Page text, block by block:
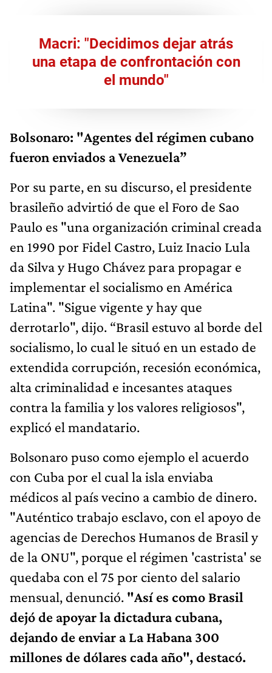
Macri: "Decidimos dejar atrás
una etapa de confrontación con
el mundo"
Bolsonaro: "Agentes del régimen cubano
fueron enviados a Venezuela”
Por su parte, en su discurso, el presidente
brasileño advirtió de que el Foro de Sao
Paulo es "una organización criminal creada
en 1990 por Fidel Castro, Luiz Inacio Lula
da Silva y Hugo Chávez para propagar e
implementar el socialismo en América
Latina". "Sigue vigente y hay que
derrotarlo", dijo. “Brasil estuvo al borde del
socialismo, lo cual le situó en un estado de
extendida corrupción, recesión económica,
alta criminalidad e incesantes ataques
contra la familia y los valores religiosos",
explicó el mandatario.
Bolsonaro puso como ejemplo el acuerdo
con Cuba por el cual la isla enviaba
médicos al país vecino a cambio de dinero.
"Auténtico trabajo esclavo, con el apoyo de
agencias de Derechos Humanos de Brasil y
de la ONU", porque el régimen 'castrista' se
quedaba con el 75 por ciento del salario
mensual, denunció. "Así es como Brasil
dejó de apoyar la dictadura cubana,
dejando de enviar a La Habana 300
millones de dólares cada año", destacó.